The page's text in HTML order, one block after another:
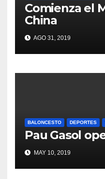
Comienza el
China
AGO 31, 2019
BALONCESTO DEPORTES
Pau Gasol
MAY 10, 2019